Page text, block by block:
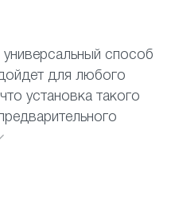
способ
для любого
установка такого
Полотно прекрасно